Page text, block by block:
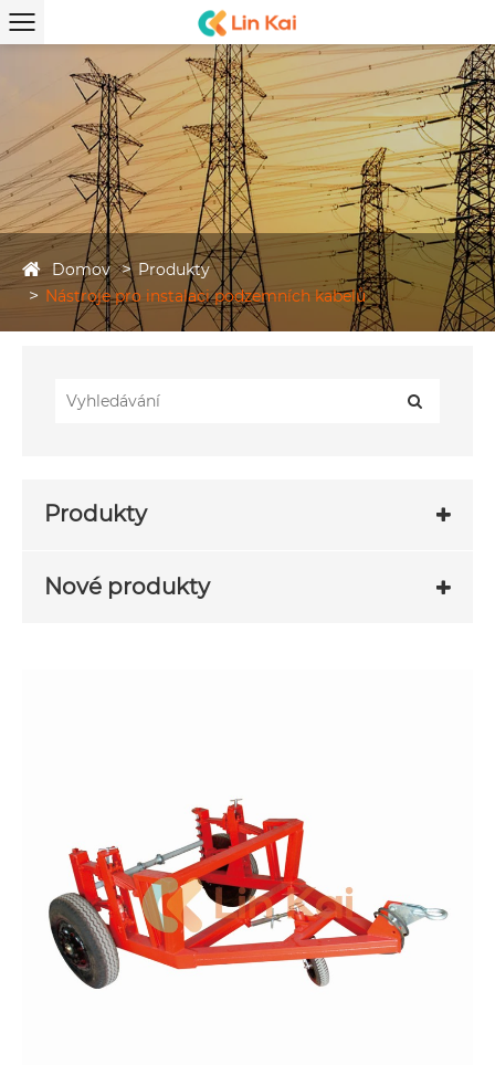
Domov
Produkty
Nástroje pro instalaci podzemních kabelů
Produkty
Nové produkty